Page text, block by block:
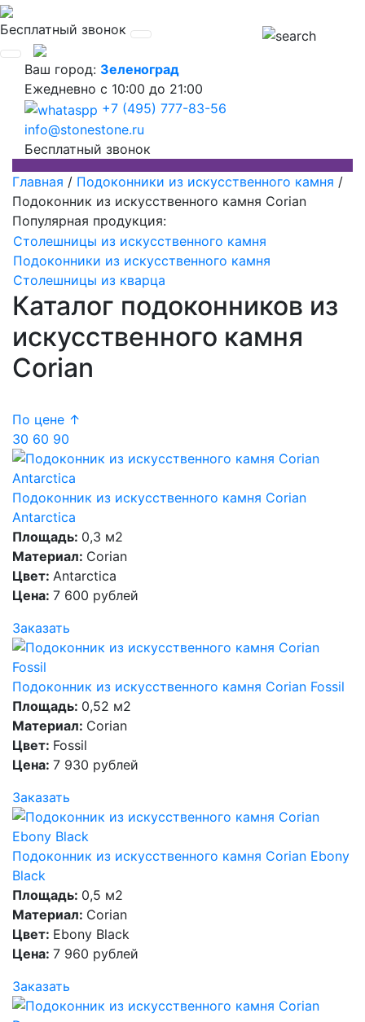
Бесплатный звонок
Ваш город: Зеленоград
Ежедневно с 10:00 до 21:00
+7 (495) 777-83-56
info@stonestone.ru
Бесплатный звонок
Главная / Подоконники из искусственного камня /
Подоконник из искусственного камня Corian
Популярная продукция:
Столешницы из искусственного камня
Подоконники из искусственного камня
Столешницы из кварца
Каталог подоконников из
искусственного камня
Corian
По цене ↑
30 60 90
Подоконник из искусственного камня Corian
Antarctica
Площадь: 0,3 м2
Материал: Corian
Цвет: Antarctica
Цена: 7 600 рублей
Заказать
Подоконник из искусственного камня Corian Fossil
Площадь: 0,52 м2
Материал: Corian
Цвет: Fossil
Цена: 7 930 рублей
Заказать
Подоконник из искусственного камня Corian Ebony
Black
Площадь: 0,5 м2
Материал: Corian
Цвет: Ebony Black
Цена: 7 960 рублей
Заказать